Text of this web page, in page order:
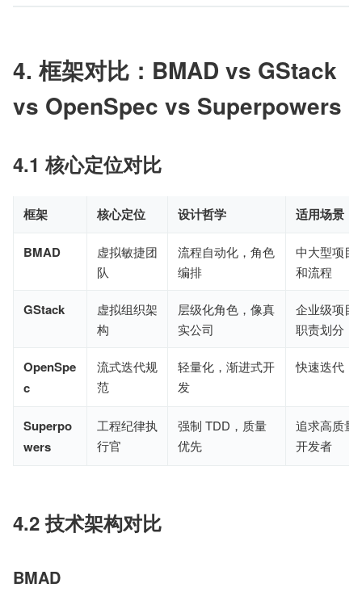
4. 框架对比：BMAD vs GStack
vs OpenSpec vs Superpowers
4.1 核心定位对比
框架 核心定位 设计哲学 适用场景
BMAD
虚拟敏捷团
队
流程自动化，角色
编排
中大型项目
和流程
GStack
虚拟组织架
构
层级化角色，像真
实公司
企业级项目
职责划分
OpenSpe
c
流式迭代规
范
轻量化，渐进式开
发
快速迭代，
Superpo
wers
工程纪律执
行官
强制 TDD，质量
优先
追求高质量
开发者
4.2 技术架构对比
BMAD